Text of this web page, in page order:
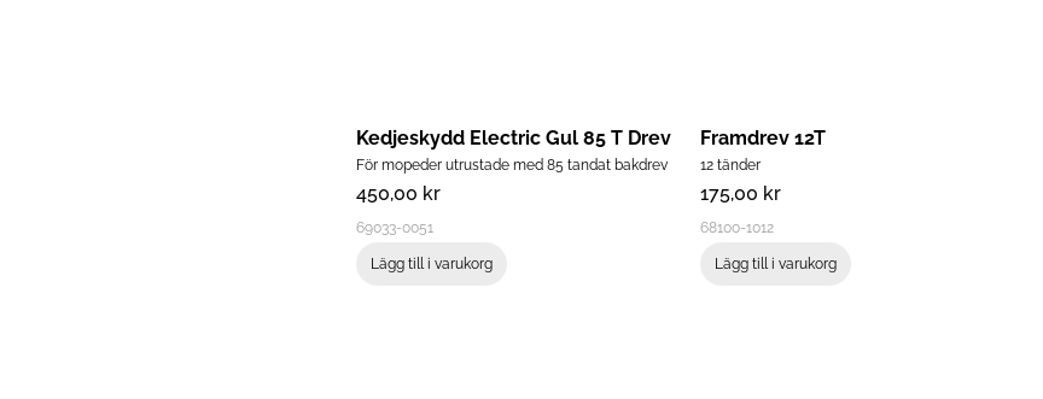
69033-0051
Kedjeskydd Electric Gul 85 T Drev
450,00 kr
För mopeder utrustade med 85 tandat bakdrev
Lägg till i varukorg
68100-1012
Framdrev 12T
175,00 kr
12 tänder
Lägg till i varukorg